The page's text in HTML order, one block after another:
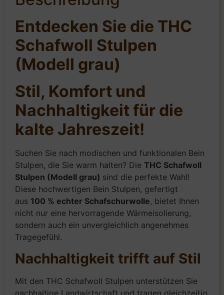
Entdecken Sie die THC
Schafwoll Stulpen
(Modell grau)
Stil, Komfort und
Nachhaltigkeit für die
kalte Jahreszeit!
Suchen Sie nach modischen und funktionalen Bein
Stulpen, die Sie warm halten? Die THC Schafwoll
Stulpen (Modell grau) sind die perfekte Wahl!
Diese hochwertigen Bein Stulpen, gefertigt
aus 100 % echter Schafschurwolle, bietet Ihnen
nicht nur eine hervorragende Wärmeisolierung,
sondern auch ein unvergleichlich angenehmes
Tragegefühl.
Nachhaltigkeit trifft auf Stil
Mit den THC Schafwoll Stulpen unterstützen Sie
nachhaltige Landwirtschaft und tragen gleichzeitig